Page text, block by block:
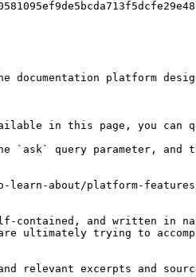
platform
in this page, you can
`ask` query parameter,
about/platform-features/
contained, and written in
ultimately trying to
relevant excerpts and